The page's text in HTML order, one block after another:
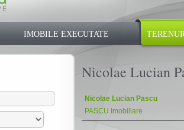
IMOBILE EXECUTATE
Nicolae Lucian
Nicolae Lucian Pascu
PASCU Imobiliare